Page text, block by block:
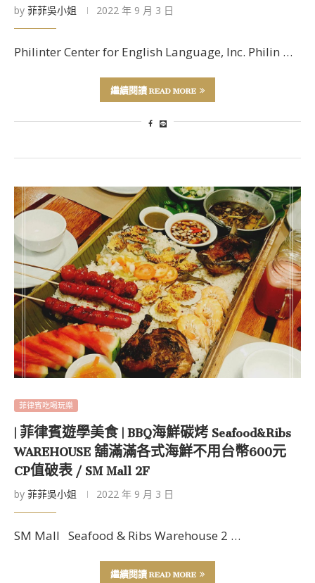
by 菲菲吳小姐 2022 年 9 月 3 日
Philinter Center for English Language, Inc. Philin …
繼續閱讀 READ MORE
菲律賓吃喝玩樂
| 菲律賓遊學美食 | BBQ海鮮碳烤 Seafood&Ribs
WAREHOUSE 舖滿滿各式海鮮不用台幣600元
CP值破表 / SM Mall 2F
by 菲菲吳小姐 2022 年 9 月 3 日
SM Mall Seafood & Ribs Warehouse 2 …
繼續閱讀 READ MORE